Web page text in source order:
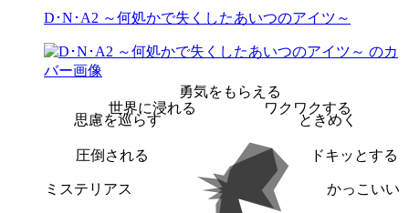
D･N･A2 ～何処かで失くしたあいつのアイツ～
勇気をもらえる
ワクワクする
ときめく
ドキッとする
かっこいい
ミステリアス
圧倒される
思慮を巡らす
世界に浸れる